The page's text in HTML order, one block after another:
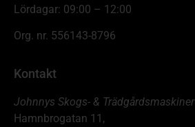
Lördagar: 09:00 – 12:00
Org. nr. 556143-8796
Kontakt
Johnnys Skogs- & Trädgårdsmaskiner
Hamnbrogatan 11,